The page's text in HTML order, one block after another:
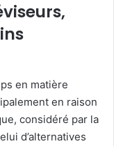
en matière
en raison
considéré par la
d’alternatives